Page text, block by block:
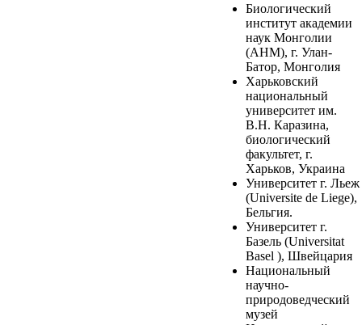
Биологический
институт академии
наук Монголии
(АНМ), г. Улан-
Батор, Монголия
Харьковский
национальный
университет им.
В.Н. Каразина,
биологический
факультет, г.
Харьков, Украина
Университет г. Льеж
(Universite de Liege),
Бельгия.
Университет г.
Базель (Universitat
Basel ), Швейцария
Национальный
научно-
природоведческий
музей